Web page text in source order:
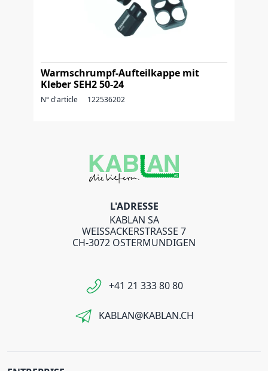
Warmschrumpf-Aufteilkappe mit
Kleber SEH2 50-24
N° d'article 122536202
L'ADRESSE
KABLAN SA
WEISSACKERSTRASSE 7
CH-3072 OSTERMUNDIGEN
+41 21 333 80 80
KABLAN@KABLAN.CH